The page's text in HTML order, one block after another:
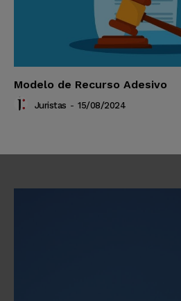
Modelo de Recurso Adesivo
Juristas - 15/08/2024